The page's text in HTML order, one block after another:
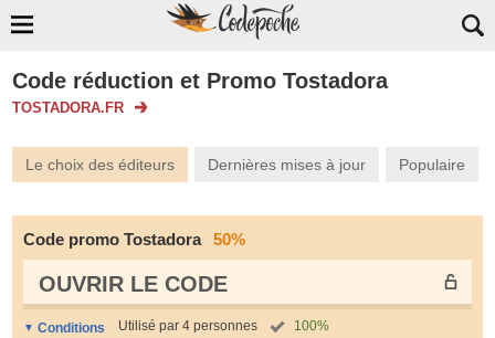
Code réduction et Promo Tostadora
TOSTADORA.FR
Le choix des éditeurs Dernières mises à jour Populaire
Code promo Tostadora 50%
OUVRIR LE СODE
Conditions Utilisé par 4 personnes 100%